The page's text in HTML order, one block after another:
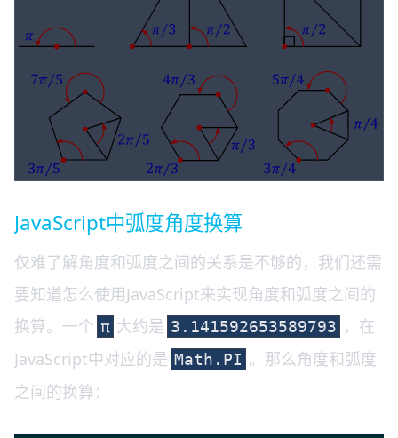
JavaScript中弧度角度换算
仅难了解角度和弧度之间的关系是不够的，我们还需
要知道怎么使用JavaScript来实现角度和弧度之间的
换算。一个 π 大约是 3.141592653589793 ，在
JavaScript中对应的是 Math.PI 。那么角度和弧度
之间的换算：